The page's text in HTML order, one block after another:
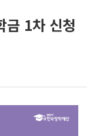
금 1차 신청